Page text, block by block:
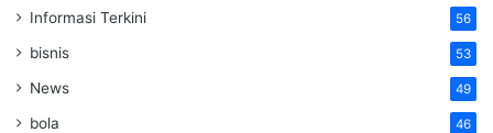
Informasi Terkini 56
bisnis 53
News 49
bola 46